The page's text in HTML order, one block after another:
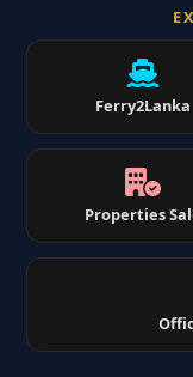
Ferry2Lanka
Properties